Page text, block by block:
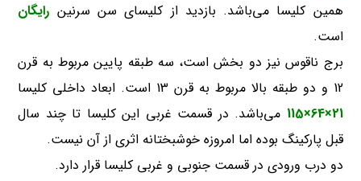
همین کلیسا می‌باشد. بازدید از کلیسای سن سرنین رایگان
است.
برج ناقوس نیز دو بخش است، سه طبقه پایین مربوط به قرن
12 و دو طبقه بالا مربوط به قرن 13 است. ابعاد داخلی کلیسا
21×64×115
می‌باشد. در قسمت غربی این کلیسا تا چند سال
قبل پارکینگ بوده اما امروزه خوشبختانه اثری از آن نیست.
دو درب ورودی در قسمت جنوبی و غربی کلیسا قرار دارد.